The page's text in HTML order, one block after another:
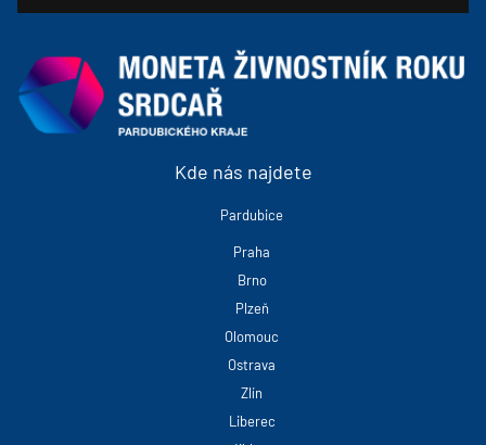
Kde nás najdete
Pardubice
Praha
Brno
Plzeň
Olomouc
Ostrava
Zlín
Liberec